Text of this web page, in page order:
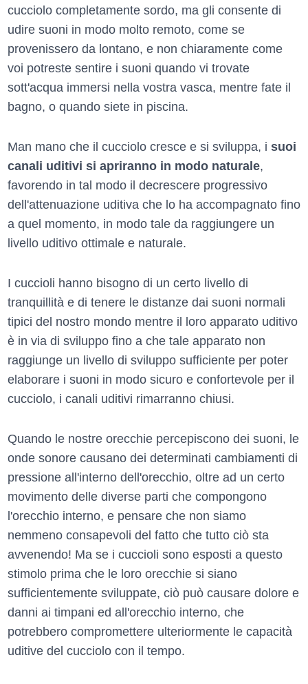
cucciolo completamente sordo, ma gli consente di
udire suoni in modo molto remoto, come se
provenissero da lontano, e non chiaramente come
voi potreste sentire i suoni quando vi trovate
sott'acqua immersi nella vostra vasca, mentre fate il
bagno, o quando siete in piscina.
Man mano che il cucciolo cresce e si sviluppa, i suoi
canali uditivi si apriranno in modo naturale,
favorendo in tal modo il decrescere progressivo
dell'attenuazione uditiva che lo ha accompagnato fino
a quel momento, in modo tale da raggiungere un
livello uditivo ottimale e naturale.
I cuccioli hanno bisogno di un certo livello di
tranquillità e di tenere le distanze dai suoni normali
tipici del nostro mondo mentre il loro apparato uditivo
è in via di sviluppo fino a che tale apparato non
raggiunge un livello di sviluppo sufficiente per poter
elaborare i suoni in modo sicuro e confortevole per il
cucciolo, i canali uditivi rimarranno chiusi.
Quando le nostre orecchie percepiscono dei suoni, le
onde sonore causano dei determinati cambiamenti di
pressione all'interno dell'orecchio, oltre ad un certo
movimento delle diverse parti che compongono
l'orecchio interno, e pensare che non siamo
nemmeno consapevoli del fatto che tutto ciò sta
avvenendo! Ma se i cuccioli sono esposti a questo
stimolo prima che le loro orecchie si siano
sufficientemente sviluppate, ciò può causare dolore e
danni ai timpani ed all'orecchio interno, che
potrebbero compromettere ulteriormente le capacità
uditive del cucciolo con il tempo.